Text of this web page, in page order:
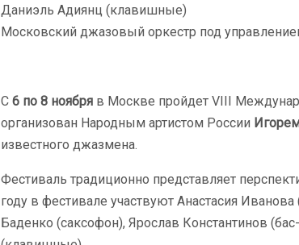
Даниэль Адиянц (клавишные)
Московский джазовый оркестр под
С 6 по 8 ноября в Москве пройдет VIII
организован Народным артистом России
известного джазмена.
Фестиваль традиционно представляет
году в фестивале участвуют Анастасия
Баденко (саксофон), Ярослав Константинов